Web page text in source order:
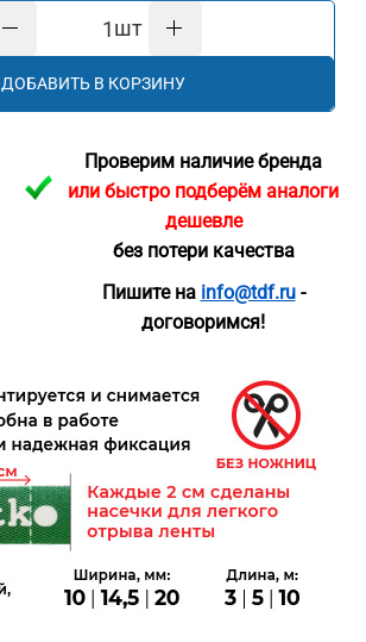
шт
ДОБАВИТЬ В КОРЗИНУ
Проверим наличие бренда
или быстро подберём аналоги
дешевле
без потери качества
Пишите на info@tdf.ru-
договоримся!